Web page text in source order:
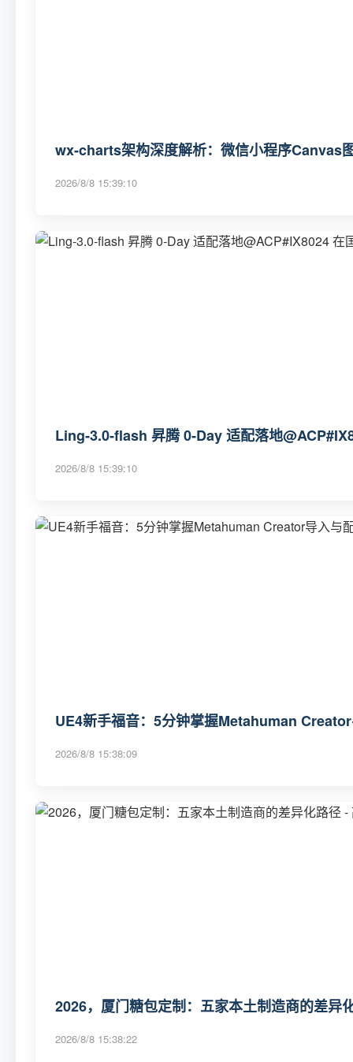
wx-charts架构深度解析：微信小程序Canvas
2026/8/8 15:39:10
Ling‑3.0‑flash 昇腾 0‑Day 适配落地
2026/8/8 15:39:10
UE4新手福音：5分钟掌握Metahuman
2026/8/8 15:38:09
2026，厦门糖包定制：五家本土制造商的差异
2026/8/8 15:38:22